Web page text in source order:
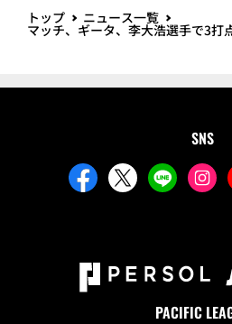
トップ ニュース一覧
マッチ、ギータ、李大浩選手で3打
SNS
PACIFIC